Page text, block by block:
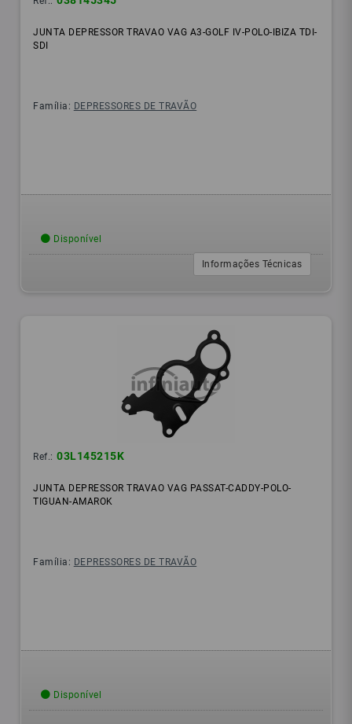
JUNTA DEPRESSOR TRAVAO VAG A3-GOLF IV-POLO-IBIZA TDI-
SDI
Família: DEPRESSORES DE TRAVÃO
Disponível
Informações Técnicas
Ref.: 03L145215K
JUNTA DEPRESSOR TRAVAO VAG PASSAT-CADDY-POLO-
TIGUAN-AMAROK
Família: DEPRESSORES DE TRAVÃO
Disponível